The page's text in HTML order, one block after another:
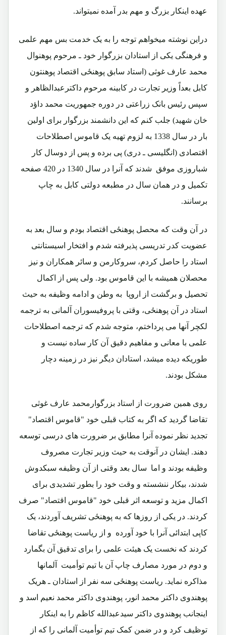
عهده اینکار بزرگ و مهم بدر آمده نمیتواند.
دراین نوشته میخواهم توجه را به یک خدمت بس مهم علمی
و فرهنگی یکی از استادان بزرگوار خود ـ مرحوم پوهنوال
محمد عارف غوثی (استاد سابق پوهنځی اقتصاد پوهنتون
کابل بعداً وزیر تجارت در کابینه مرحوم داکترعبدالظاهر و
سپس رئیس بانک زراعتی در دوره جمهوریت محمد داؤد
خان شهید) جلب کنم که این دانشمند بزرگوار برای اولین
بار در سال 1338 به لزوم تهیه یک قاموس اصطلاحات
اقتصادی (انگلیسی ـ دری) پی برده و پس از دوسال کار
شباروزی موفق شدند که آنرا در سال 1340 در 420 صفحه
تکمیل و در همان سال در مطبعه دولتی کابل به چاپ
برسانند.
در آن وقت که محصل پوهنځی اقتصاد بودم و سال بعد به
عضویت کدر تدریسی پذیرفته شدم و افتخار اسیستانتی
استاد را حاصل کردم، سروکارمن و سائر همکاران و نیز
محصلان همیشه با این قاموس بود. ولی پس از اکمال
تحصیل و برگشت از اروپا به وطن و ادامه وظیفه به حیث
استاد در آن پوهنځی، وقتی با پروفیسوران آلمانی به ترجمه
لکچر آنها می پرداختم، متوجه شدم که ترجمه اصطلاحات
علمی با معانی و مفاهیم دقیق آن کار ساده نیست و
طوریکه دیده میشد، استادان دیگر نیز در زمینه دچار
مشکل بودند.
روی همین ضرورت از استاد بزرگوارمحمد عارف غوثی
تقاضا گردید که اگر به کتاب قبلی خود "قاموس اقتصاد"
تجدید نظر نموده آنرا مطابق بر ضرورت های درسی توسعه
دهند. ایشان در آنوقت به حیث وزیر تجارت مصروف
وظیفه بودند و اما سال بعد وقتی از آن وظیفه سبکدوش
شدند، بیکار ننشسته و وقت خود را بطور تشدیدی برای
اکمال مزید و توسعه اثر قبلی خود "قاموس اقتصاد" صرف
کردند. در یکی از روزها که به پوهنځی تشریف آوردند، یک
کاپی ابتدائی آنرا با خود آورده و از ریاست پوهنځی تقاضا
کردند که نخست یک هیئت علمی را برای تدقیق آن بگمارد
و دوم در مورد مصارف چاپ آن با تیم توأمیت آلمانها
مذاکره نماید. ریاست پوهنځی سه نفر از استادان ـ هریک
پوهندوی داکتر محمد انور، پوهندوی داکتر محمد نعیم اسد و
اینجانب پوهندوی داکتر سیدعبدالله کاظم را به اینکار
توظیف کرد و در ضمن کمک تیم توأمیت آلمانی را که از